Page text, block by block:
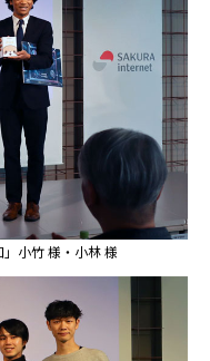
」小竹 様・小林 様